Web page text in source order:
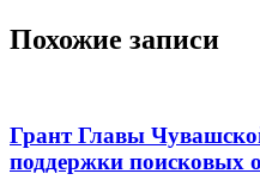
Похожие записи
Грант Главы
поддержки